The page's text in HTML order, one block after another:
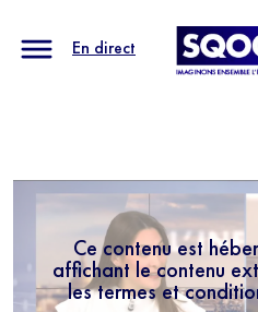
En direct
Ce contenu est
affichant le contenu
les termes et